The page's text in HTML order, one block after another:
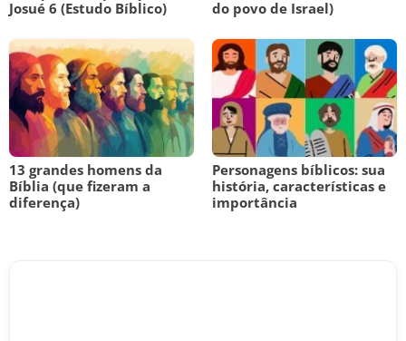
Josué 6 (Estudo Bíblico)
do povo de Israel)
13 grandes homens da
Bíblia (que fizeram a
diferença)
Personagens bíblicos: sua
história, características e
importância